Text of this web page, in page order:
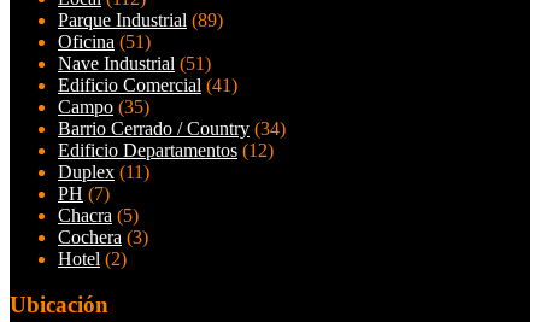
Parque Industrial (89)
Oficina (51)
Nave Industrial (51)
Edificio Comercial (41)
Campo (35)
Barrio Cerrado / Country (34)
Edificio Departamentos (12)
Duplex (11)
PH (7)
Chacra (5)
Cochera (3)
Hotel (2)
Ubicación